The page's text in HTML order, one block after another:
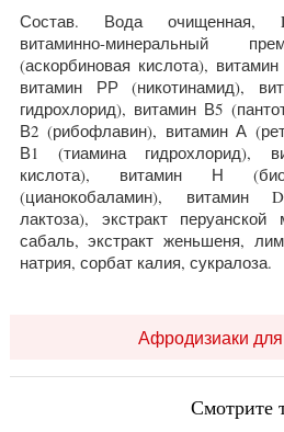
Состав. Вода очищенная, L-
витаминно-минеральный
(аскорбиновая кислота),
витамин РР (никотинамид),
гидрохлорид), витамин В5
В2 (рибофлавин), витамин А
В1 (тиамина гидрохлорид),
кислота), витамин Н
(цианокобаламин), витамин
лактоза), экстракт
сабаль, экстракт женьшеня,
натрия, сорбат калия, сукралоза.
Афродизиаки
Смотрите